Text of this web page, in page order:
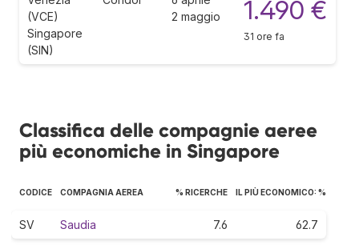
(VCE)
Singapore
(SIN)
2 maggio
1.490 €
31 ore fa
Classifica delle compagnie aeree
più economiche in Singapore
CODICE COMPAGNIA AEREA % RICERCHE IL PIÙ ECONOMICO: %
SV Saudia 7.6 62.7